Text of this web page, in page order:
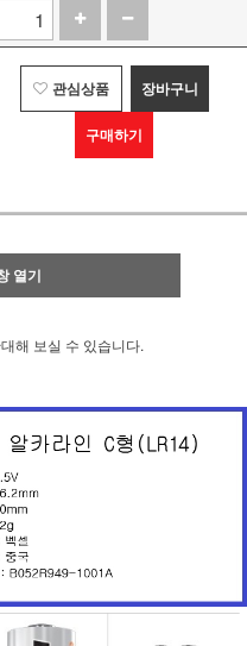
관심상품 장바구니
구매하기
열기
해 보실 수 있습니다.